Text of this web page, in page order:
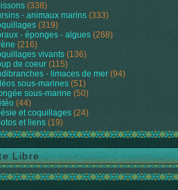
(338)
- animaux marins (333)
(319)
- éponges - algues (268)
(216)
vivants (136)
de coeur (115)
- limaces de mer (94)
sous-marines (51)
sous-marine (50)
(44)
et coquillages (24)
et liens (19)
Libre